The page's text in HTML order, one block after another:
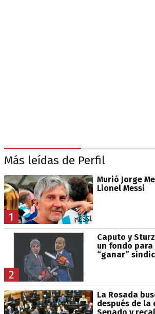
Más leídas de Perfil
1
Murió Jorge
Lionel Messi
2
Caputo y
un fondo
“ganar”
La Rosada
después de
Senado y